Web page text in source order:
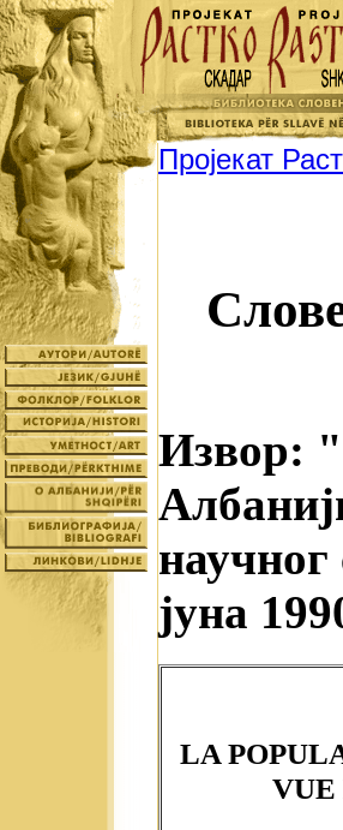
Пројекат
Извор:
јуна
LA
VUE